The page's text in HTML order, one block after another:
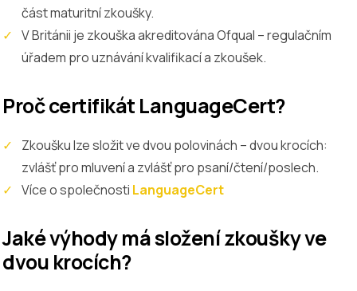
část maturitní zkoušky.
V Británii je zkouška akreditována Ofqual – regulačním
úřadem pro uznávání kvalifikací a zkoušek.
Proč certifikát LanguageCert?
Zkoušku lze složit ve dvou polovinách – dvou krocích:
zvlášť pro mluvení a zvlášť pro psaní/čtení/poslech.
Více o společnosti LanguageCert
Jaké výhody má složení zkoušky ve
dvou krocích?